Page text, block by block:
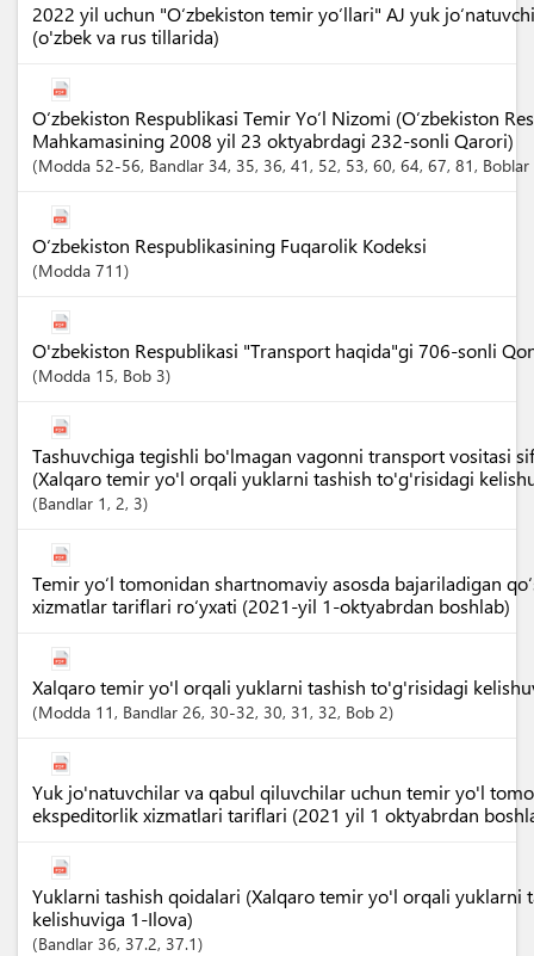
2022 yil uchun "O‘zbekiston temir yo‘llari" AJ yuk
(o'zbek va rus tillarida)
O‘zbekiston Respublikasi Temir Yo‘l Nizomi (O‘zbekiston
Mahkamasining 2008 yil 23 oktyabrdagi 232-sonli Qarori)
Modda 52-56, Bandlar 34, 35, 36, 41, 52, 53, 60, 64, 67, 81, Boblar
O‘zbekiston Respublikasining Fuqarolik Kodeksi
Modda 711
O'zbekiston Respublikasi "Transport haqida"gi 706-sonli
Modda 15, Bob 3
Tashuvchiga tegishli bo'lmagan vagonni transport vositasi
(Xalqaro temir yo'l orqali yuklarni tashish to'g'risidagi
Bandlar 1, 2, 3
Temir yo‘l tomonidan shartnomaviy asosda bajariladigan
xizmatlar tariflari ro‘yxati (2021-yil 1-oktyabrdan boshlab)
Xalqaro temir yo'l orqali yuklarni tashish to'g'risidagi
Modda 11, Bandlar 26, 30-32, 30, 31, 32, Bob 2
Yuk jo'natuvchilar va qabul qiluvchilar uchun temir yo'l
ekspeditorlik xizmatlari tariflari (2021 yil 1 oktyabrdan
Yuklarni tashish qoidalari (Xalqaro temir yo'l orqali yuklarni
kelishuviga 1-Ilova)
Bandlar 36, 37.2, 37.1